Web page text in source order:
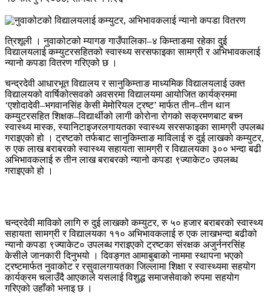
त्रिशूली । नुवाकोटको म्यागङ गाउँपालिका–४ किम्ताङमा रहेका दुई
विद्यालयलाई कम्युटरसहितको स्वास्थ्य सरसफाइका सामग्री र अभिभावकलाई
न्यानो कपडा वितरण गरिएको छ ।
चन्द्रदेवी आधारभूत विद्यालय र सानुकिम्ताङ माध्यमिक विद्यालयलाई उक्त
विद्यालयको वार्षिकोत्सवको अवसरमा विद्यालयमा आयोजित कार्यक्रममा
‘एशोदादेवी–भगवानसिंह केसी मेमोरियल ट्रष्ट’ मार्फत तीन–तीन थान
कम्युटरसहित शिक्षक–विद्यार्थीको लागी कोरोना रोगको सक्रमणबाट बच्न
स्वास्थ्य मास्क, स्यानिटाइजरलगायतका स्वास्थ्य सरसफाइका सामग्री उपलब्ध
गराइएको हो । ट्रष्टको तर्फबाट सानुकिम्ताङ माविलाई रु दुई लाखको कम्युटर,
रु एक लाख बराबरको स्वास्थ्य सहायता सामग्री र विद्यालयका ३०० भन्दा बढी
अभिभावकलाई रु तीन लाख बराबरको न्यानो कपडा ९ज्याकेट० उपलब्ध
गराइएको हो ।
चन्द्रदेवी माविको लागि रु दुई लाखको कम्युटर, रु ५० हजार बराबरको स्वास्थ्य
सहायता सामग्री र विद्यालयका ११० अभिभावकलाई रु एक लाखभन्दा बढीको
न्यानो कपडा ९ज्याकेट० उपलब्ध गराइएको ट्रष्टका संरक्षक अजुर्ननरसिंह
केसीले जानकारी दिनुभयो । दिवङ्गत आमाबुबाको नाममा स्थापना भएको
ट्रष्टमार्फत नुवाकोट र रसुवालगायतका जिल्लामा शिक्षा र स्वास्थ्यमा सहयोग
कार्यक्रम चलाउँदै आएकाले यसलाई विशुद्ध समाजसेवाको रुपमा सहयोग
गरिएको उहाँको भनाइ छ ।